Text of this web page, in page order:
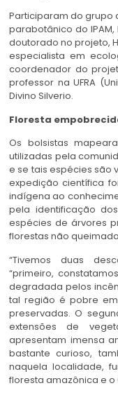
Participaram do grupo
parabotânico do
doutorado no projeto,
especialista em
coordenador do
professor na UFRA
Divino Silverio.
Floresta
Os bolsistas
utilizadas pela
e se tais espécies são
expedição científica
indígena ao
pela identificação
espécies de árvores
florestas não
“Tivemos duas
“primeiro,
degradada pelos
tal região é pobre
preservadas. O
extensões de
apresentam imensa
bastante curioso,
naquela localidade,
floresta amazônica e o